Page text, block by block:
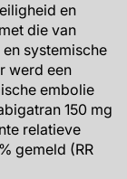
en
die van
systemische
werd een
embolie
150 mg
relatieve
gemeld (RR